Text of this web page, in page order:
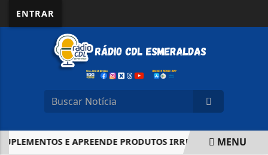
ENTRAR
E APREENDE PRODUTOS IRREGULARESMENU